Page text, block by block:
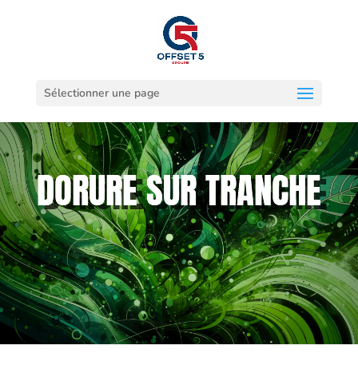
Sélectionner une page
DORURE SUR TRANCHE